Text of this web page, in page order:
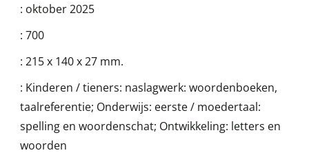
: oktober 2025
: 700
: 215 x 140 x 27 mm.
: Kinderen / tieners: naslagwerk: woordenboeken,
taalreferentie; Onderwijs: eerste / moedertaal:
spelling en woordenschat; Ontwikkeling: letters en
woorden